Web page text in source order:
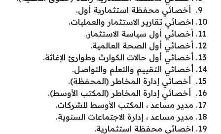
أخصائي محفظة استثمارية أول.
اخصائي تقارير الاستثمار والعمليات.
أخصائي أول سياسة الاستثمار.
أخصائي أول الصحة العالمية.
أخصائي أول حالات الكوارث وطوارئ الإغاثة.
أخصائي التقييم والتعلم والتواصل.
أخصائي إدارة المخاطر (المحفظة).
أخصائي إدارة المخاطر (المكتب الأوسط).
مدير مساعد ، المكتب الأوسط للشركات.
مدير مساعد ، إدارة الاجتماعات السنوية.
اخصائي محفظة استثمارية.